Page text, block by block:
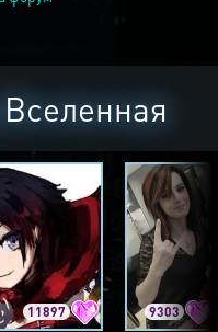
11897 9303